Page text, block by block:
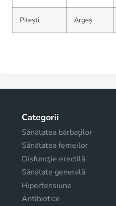
Pitești Argeș
Categorii
Sănătatea bărbaților
Sănătatea femeilor
Disfuncţie erectilă
Sănătate generală
Hipertensiune
Antibiotice